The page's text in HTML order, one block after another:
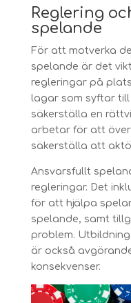
Reglering
spelande
För att motverka
spelande är det
regleringar på
lagar som syftar
säkerställa en
arbetar för att
säkerställa att
Ansvarsfullt
regleringar. Det
för att hjälpa
spelande, samt
problem.
är också
konsekvenser.